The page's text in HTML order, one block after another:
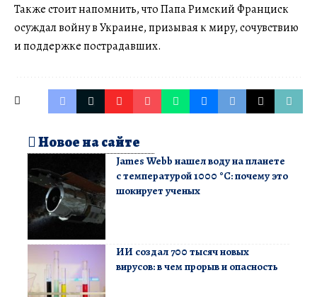
Также стоит напомнить, что Папа Римский Франциск
осуждал войну в Украине, призывая к миру, сочувствию
и поддержке пострадавших.
Новое на сайте
James Webb нашел воду на планете
с температурой 1000 °C: почему это
шокирует ученых
ИИ создал 700 тысяч новых
вирусов: в чем прорыв и опасность